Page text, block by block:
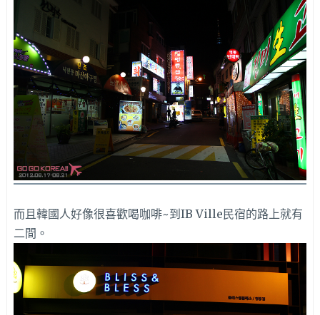
而且韓國人好像很喜歡喝咖啡~到IB Ville民宿的路上就有
二間。